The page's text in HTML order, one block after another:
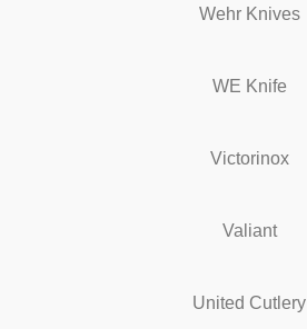
Wehr Knives
WE Knife
Victorinox
Valiant
United Cutlery